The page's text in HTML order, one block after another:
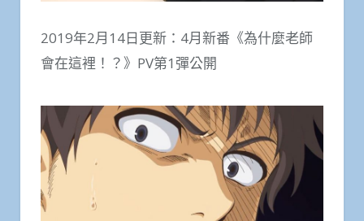
2019年2月14日更新：4月新番《為什麼老師
會在這裡！？》PV第1彈公開